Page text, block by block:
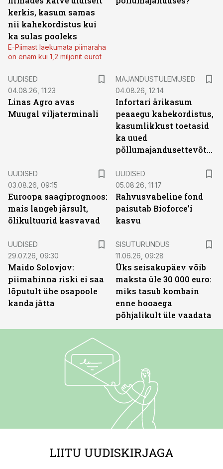
kerkis, kasum samas
nii kahekordistus kui
ka sulas pooleks
E-Piimast laekumata piimaraha
on enam kui 1,2 miljonit eurot
UUDISED
04.08.26, 11:23
Linas Agro avas
Muugal viljaterminali
MAJANDUSTULEMUSED
04.08.26, 12:14
Infortari ärikasum
peaaegu kahekordistus,
kasumlikkust toetasid
ka uued
põllumajandusettevõtted
UUDISED
03.08.26, 09:15
Euroopa saagiprognoos:
mais langeb järsult,
õlikultuurid kasvavad
UUDISED
05.08.26, 11:17
Rahvusvaheline fond
paisutab Bioforce’i
kasvu
UUDISED
29.07.26, 09:30
Maido Solovjov:
piimahinna riski ei saa
lõputult ühe osapoole
kanda jätta
SISUTURUNDUS
11.06.26, 09:28
Üks seisakupäev võib
maksta üle 30 000 euro:
miks tasub kombain
enne hooaega
põhjalikult üle vaadata
LIITU UUDISKIRJAGA